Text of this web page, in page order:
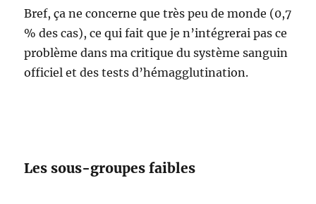
Bref, ça ne concerne que très peu de monde (0,7
% des cas), ce qui fait que je n’intégrerai pas ce
problème dans ma critique du système sanguin
officiel et des tests d’hémagglutination.
Les sous-groupes faibles